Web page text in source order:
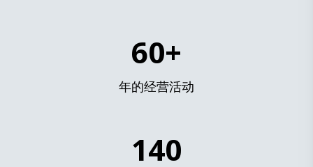
60+
年的经营活动
140